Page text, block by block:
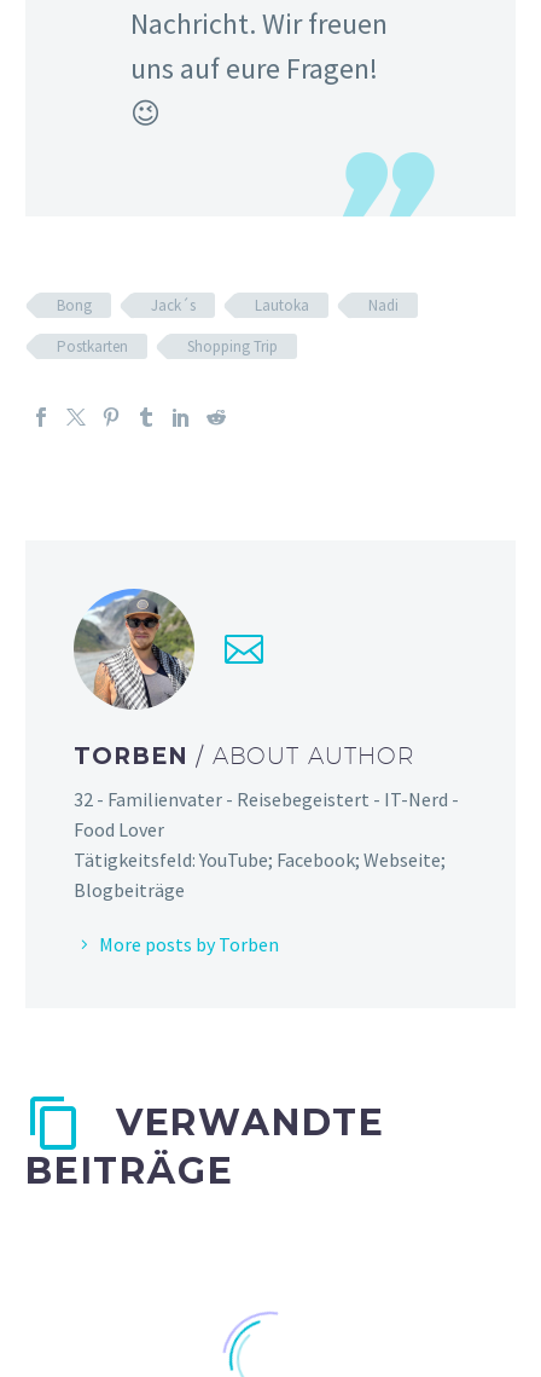
Nachricht. Wir freuen
uns auf eure Fragen!
😉
Bong Jack´s Lautoka
Nadi
Postkarten
Shopping Trip
TORBEN / ABOUT AUTHOR
32 - Familienvater - Reisebegeistert - IT-Nerd -
Food Lover
Tätigkeitsfeld: YouTube; Facebook; Webseite;
Blogbeiträge
More posts by Torben
VERWANDTE
BEITRÄGE